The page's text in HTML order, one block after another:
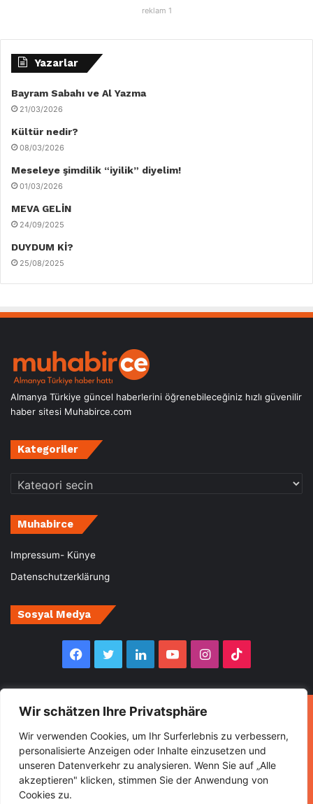
Wir schätzen Ihre Privatsphäre
Wir verwenden Cookies, um Ihr Surferlebnis zu verbessern,
personalisierte Anzeigen oder Inhalte einzusetzen und
unseren Datenverkehr zu analysieren. Wenn Sie auf „Alle
akzeptieren" klicken, stimmen Sie der Anwendung von
Cookies zu.
reklam 1
Yazarlar
Bayram Sabahı ve Al Yazma
21/03/2026
Kültür nedir?
08/03/2026
Meseleye şimdilik “iyilik” diyelim!
01/03/2026
MEVA GELİN
24/09/2025
DUYDUM Kİ?
25/08/2025
Almanya Türkiye güncel haberlerini öğrenebileceğiniz hızlı güvenilir
haber sitesi Muhabirce.com
Kategoriler
Kategoriler
Muhabirce
Impressum- Künye
Datenschutzerklärung
Sosyal Medya
Facebook
TwitterLinkedInYouTubeInstagram
© Copyright 2026, All Rights Reserved Muhabirce
Ana Sayfa
Haberler Ekonomi
Gurbette Bir Ömür
Kültür&Sanat
Spor Turizm